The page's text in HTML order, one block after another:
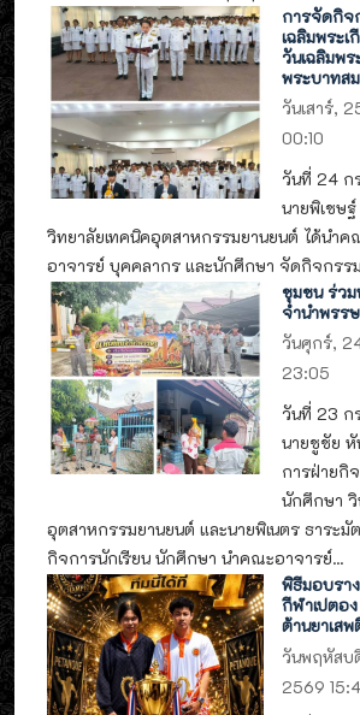
การจัดกิจ
เฉลิมพระเ
วันเฉลิมพ
พระบาทส
วันเสาร์,
00:10
วันที่ 24 ก
นายพิเชษ
วิทยาลัยเทคนิคอุตสาหกรรมยานยนต์ ได้นำ
อาจารย์ บุคคลากร และนักศึกษา จัดกิจกรรม
ชุมชน ร่ว
จำนำพรร
วันศุกร์,
23:05
วันที่ 23 ก
นายชูชัย หั
การฝ่ายกิ
นักศึกษา วิ
อุตสาหกรรมยานยนต์ และนายพิเนตร ธาระมั
กิจการนักเรียน นักศึกษา นำคณะอาจารย์...
พิธีมอบรา
กีฬาเปตอ
ต้านยาเส
วันพฤหัสบ
2569